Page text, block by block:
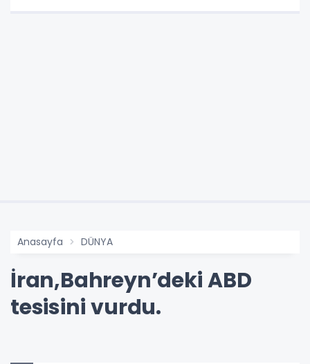
Anasayfa DÜNYA
İran,Bahreyn’deki ABD
tesisini vurdu.